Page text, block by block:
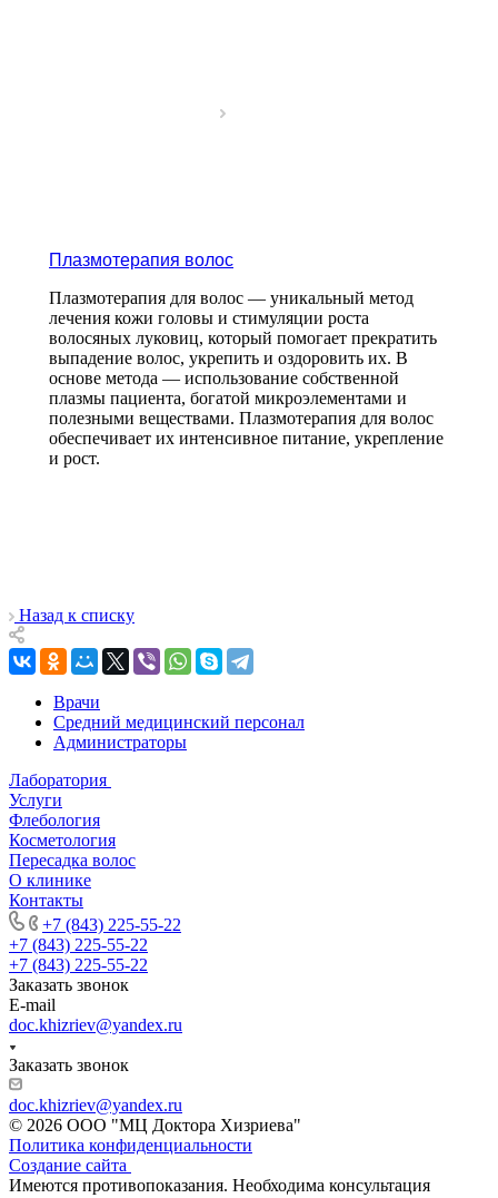
Плазмотерапия волос
Плазмотерапия для волос — уникальный метод
лечения кожи головы и стимуляции роста
волосяных луковиц, который помогает прекратить
выпадение волос, укрепить и оздоровить их. В
основе метода — использование собственной
плазмы пациента, богатой микроэлементами и
полезными веществами. Плазмотерапия для волос
обеспечивает их интенсивное питание, укрепление
и рост.
Назад к списку
Врачи
Средний медицинский персонал
Администраторы
Лаборатория
Услуги
Флебология
Косметология
Пересадка волос
О клинике
Контакты
+7 (843) 225-55-22
+7 (843) 225-55-22
+7 (843) 225-55-22
Заказать звонок
E-mail
doc.khizriev@yandex.ru
Заказать звонок
doc.khizriev@yandex.ru
© 2026 ООО "МЦ Доктора Хизриева"
Политика конфиденциальности
Создание сайта
Имеются противопоказания. Необходима консультация